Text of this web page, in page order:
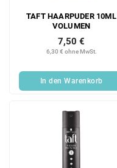
TAFT HAARPUDER 10ML
VOLUMEN
6,30 € ohne MwSt.
7,50 €
In den Warenkorb